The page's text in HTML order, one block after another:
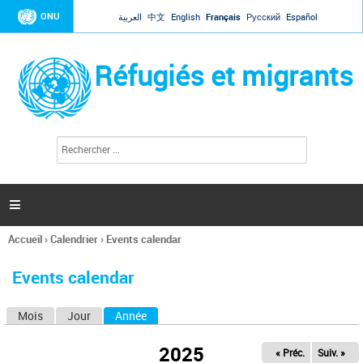
Jump to navigation
ONU العربية 中文 English Français Русский Español
Réfugiés et migrants
l
c
h
e

Vous
ici
Accueil›Calendrier› Events calendar
Events calendar
Mois Jour Année
2025 « Préc. Suiv. »